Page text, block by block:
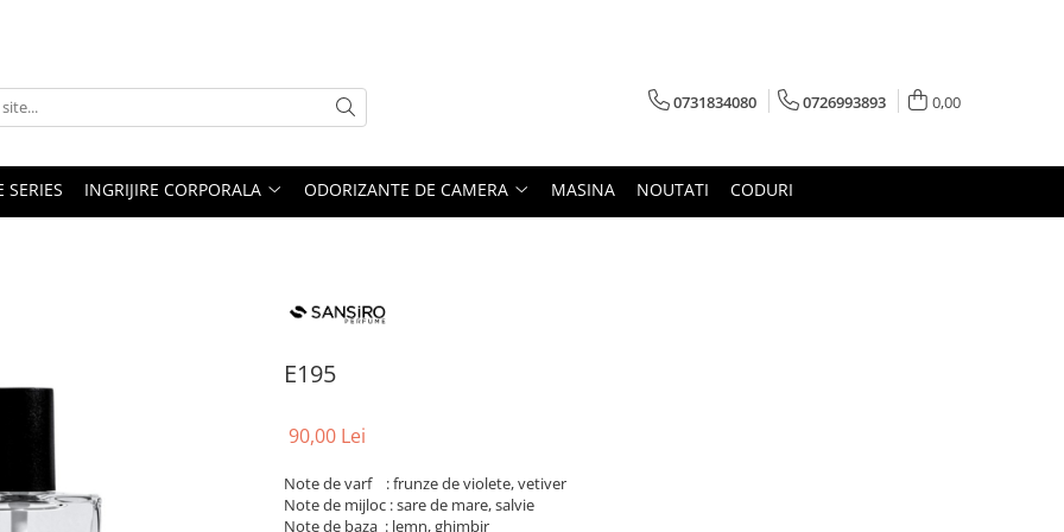
0731834080 0726993893 0,00
SERIES INGRIJIRE CORPORALA ODORIZANTE DE CAMERA MASINA NOUTATI CODURI
E195
90,00 Lei
Note de varf : frunze de violete, vetiver
Note de mijloc : sare de mare, salvie
Note de baza : lemn, ghimbir